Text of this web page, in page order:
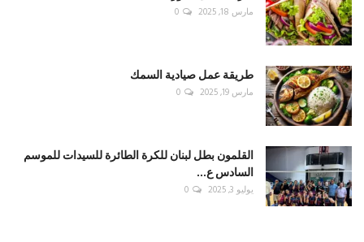
مارس 18, 2025 0
طريقة عمل صيادية السمك
مارس 19, 2025 0
القلمون بطل لبنان للكرة الطائرة للسيدات للموسم
السادس ع...
يوليو 3, 2025 0